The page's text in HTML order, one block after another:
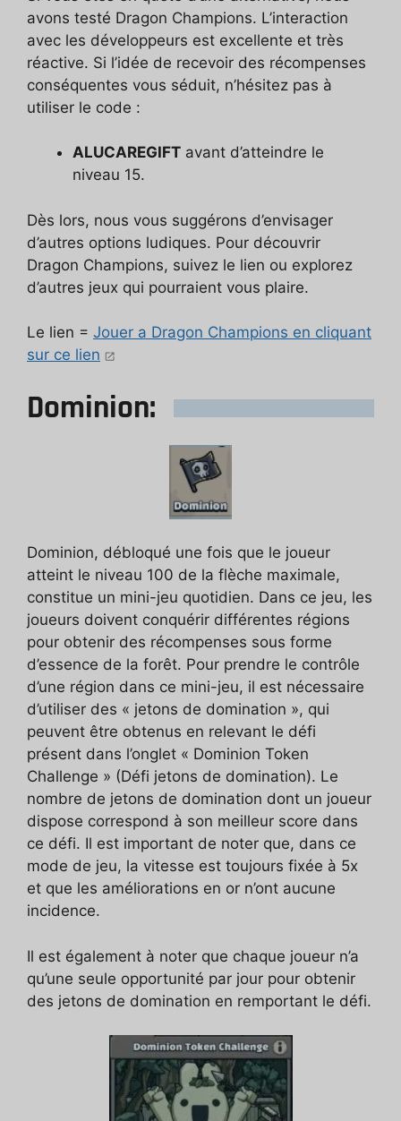
avons testé Dragon Champions. L’interaction
avec les développeurs est excellente et très
réactive. Si l’idée de recevoir des récompenses
conséquentes vous séduit, n’hésitez pas à
utiliser le code :
ALUCAREGIFT avant d’atteindre le
niveau 15.
Dès lors, nous vous suggérons d’envisager
d’autres options ludiques. Pour découvrir
Dragon Champions, suivez le lien ou explorez
d’autres jeux qui pourraient vous plaire.
Le lien = Jouer a Dragon Champions en cliquant
sur ce lien
Dominion:
Dominion, débloqué une fois que le joueur
atteint le niveau 100 de la flèche maximale,
constitue un mini-jeu quotidien. Dans ce jeu, les
joueurs doivent conquérir différentes régions
pour obtenir des récompenses sous forme
d’essence de la forêt. Pour prendre le contrôle
d’une région dans ce mini-jeu, il est nécessaire
d’utiliser des « jetons de domination », qui
peuvent être obtenus en relevant le défi
présent dans l’onglet « Dominion Token
Challenge » (Défi jetons de domination). Le
nombre de jetons de domination dont un joueur
dispose correspond à son meilleur score dans
ce défi. Il est important de noter que, dans ce
mode de jeu, la vitesse est toujours fixée à 5x
et que les améliorations en or n’ont aucune
incidence.
Il est également à noter que chaque joueur n’a
qu’une seule opportunité par jour pour obtenir
des jetons de domination en remportant le défi.